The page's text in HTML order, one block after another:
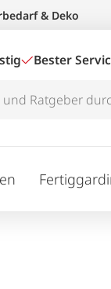
& Deko
Bester